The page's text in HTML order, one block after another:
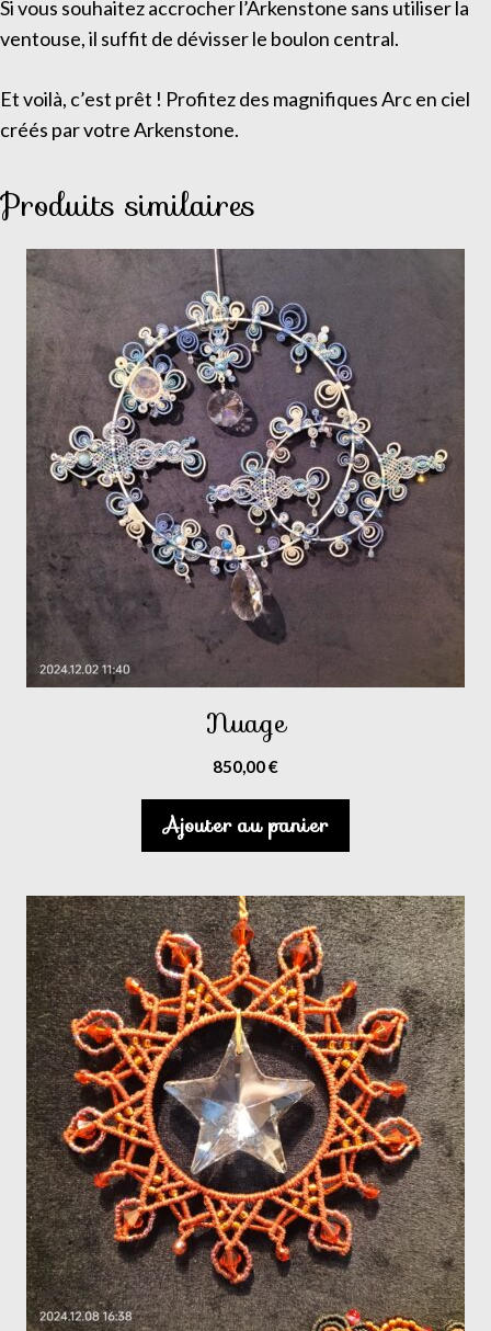
Si vous souhaitez accrocher l’Arkenstone sans utiliser la
ventouse, il suffit de dévisser le boulon central.
Et voilà, c’est prêt ! Profitez des magnifiques Arc en ciel
créés par votre Arkenstone.
Produits similaires
Nuage
850,00€
Ajouter au panier